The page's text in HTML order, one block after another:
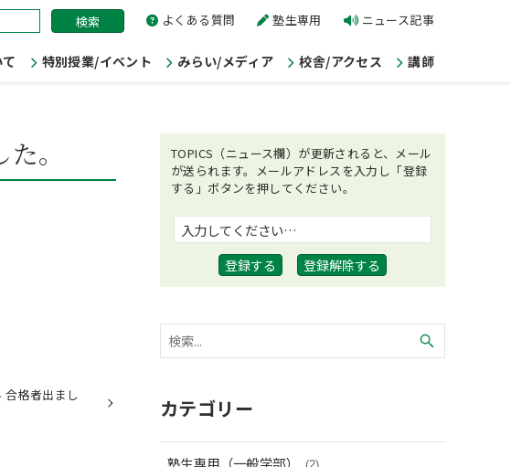
よくある質問 塾生専用 ニュース記事
特別授業/イベント みらい/メディア 校舎/アクセス 講師
。
合格者出まし
TOPICS（ニュース欄）が更新されると、メール
が送られます。メールアドレスを入力し「登録
する」ボタンを押してください。
カテゴリー
塾生専用（一般学部）